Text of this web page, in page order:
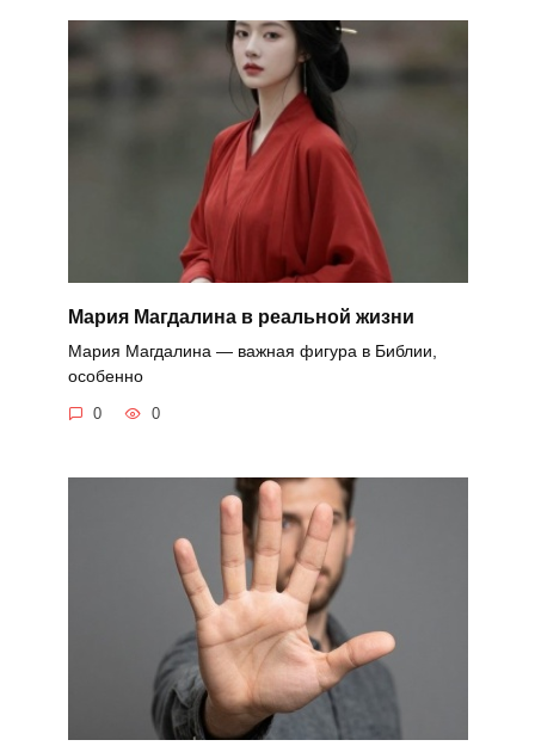
Мария Магдалина в реальной жизни
Мария Магдалина — важная фигура в Библии,
особенно
0 0